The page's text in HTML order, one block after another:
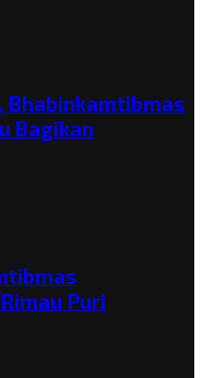
Bagikan
Puri